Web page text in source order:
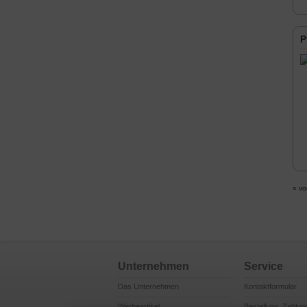
«
Unternehmen
Das Unternehmen
Service
Kontaktformular